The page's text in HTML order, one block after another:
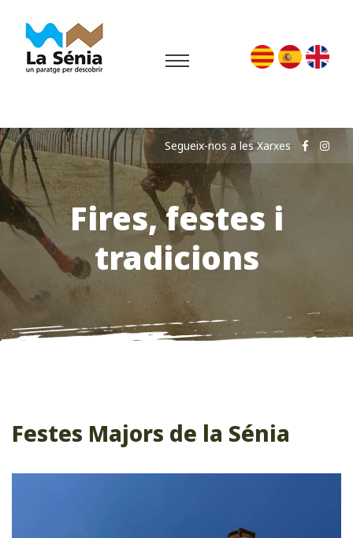
Fires, festes i
tradicions
Segueix-nos a les Xarxes
Festes Majors de la Sénia